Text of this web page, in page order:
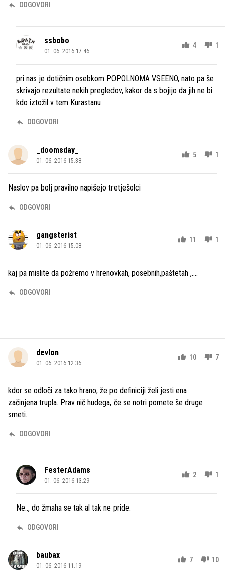
ODGOVORI
ssbobo
01. 06. 2016 17.46
4 1
pri nas je dotičnim osebkom POPOLNOMA VSEENO, nato pa še
skrivajo rezultate nekih pregledov, kakor da s bojijo da jih ne bi
kdo iztožil v tem Kurastanu
ODGOVORI
_doomsday_
01. 06. 2016 15.38
5 1
Naslov pa bolj pravilno napišejo tretješolci
ODGOVORI
gangsterist
01. 06. 2016 15.08
11 1
kaj pa mislite da požremo v hrenovkah, posebnih,paštetah ,....
ODGOVORI
devlon
01. 06. 2016 12.36
10 7
kdor se odloči za tako hrano, že po definiciji želi jesti ena
začinjena trupla. Prav nič hudega, če se notri pomete še druge
smeti.
ODGOVORI
FesterAdams
01. 06. 2016 13.29
2 1
Ne.., do žmaha se tak al tak ne pride.
ODGOVORI
baubax
01. 06. 2016 11.19
7 10